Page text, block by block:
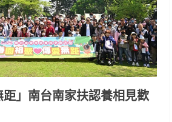
」南台南家扶認養相見歡